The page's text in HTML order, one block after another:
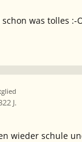
was tolles :-
22 J.
wieder schule